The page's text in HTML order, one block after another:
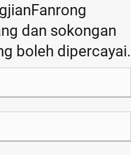
dan sokongan
boleh dipercayai.